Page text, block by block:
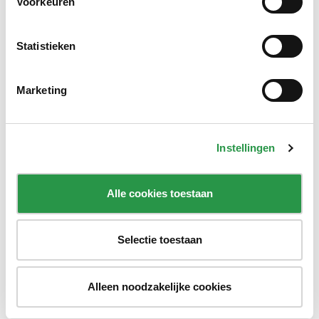
Statistieken
Marketing
Instellingen
Alle cookies toestaan
Selectie toestaan
Alleen noodzakelijke cookies
netwerk vol mogelijkheden;
10.000,-;
En geef een boost aan je marketing.